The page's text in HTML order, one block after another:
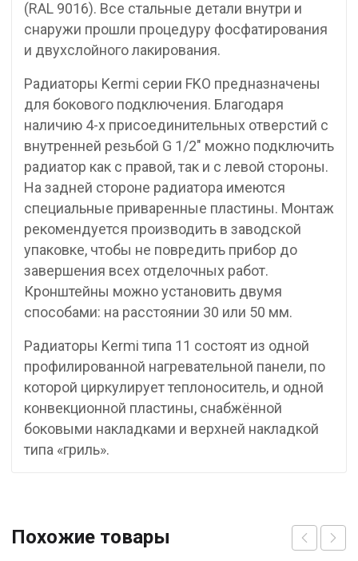
(RAL 9016). Все стальные детали внутри и
снаружи прошли процедуру фосфатирования
и двухслойного лакирования.
Радиаторы Kermi серии FKO предназначены
для бокового подключения. Благодаря
наличию 4-х присоединительных отверстий с
внутренней резьбой G 1/2″ можно подключить
радиатор как с правой, так и с левой стороны.
На задней стороне радиатора имеются
специальные приваренные пластины. Монтаж
рекомендуется производить в заводской
упаковке, чтобы не повредить прибор до
завершения всех отделочных работ.
Кронштейны можно установить двумя
способами: на расстоянии 30 или 50 мм.
Радиаторы Kermi типа 11 состоят из одной
профилированной нагревательной панели, по
которой циркулирует теплоноситель, и одной
конвекционной пластины, снабжённой
боковыми накладками и верхней накладкой
типа «гриль».
Похожие товары